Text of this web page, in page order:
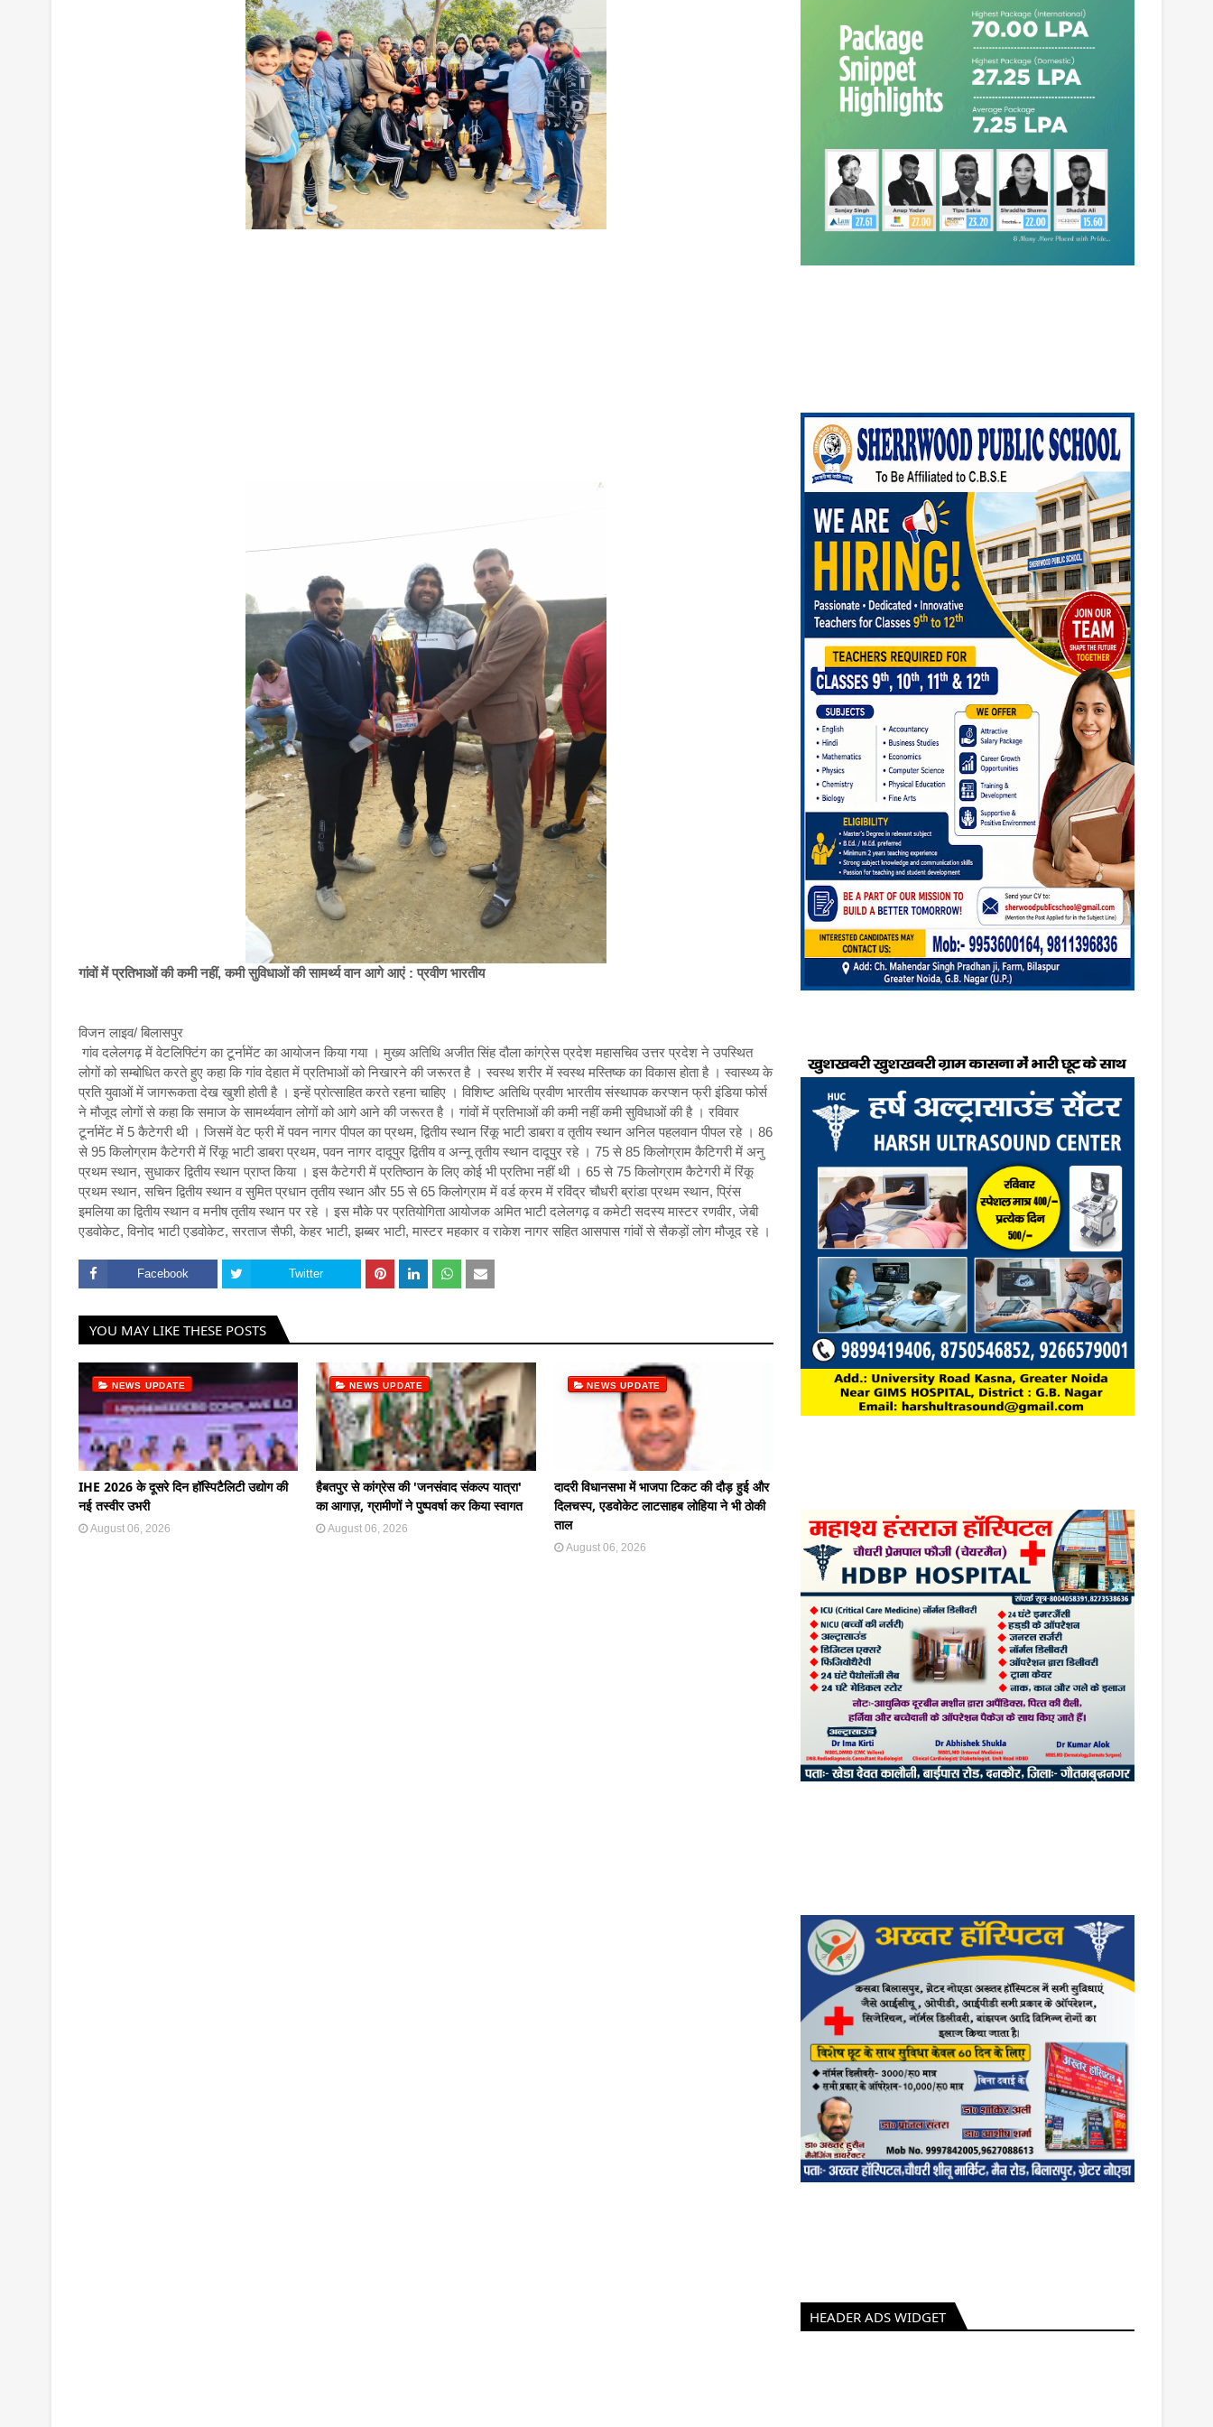
गांवों में प्रतिभाओं की कमी नहीं, कमी सुविधाओं की सामर्थ्य वान आगे आएं : प्रवीण भारतीय
विजन लाइव/ बिलासपुर
गांव दलेलगढ़ में वेटलिफ्टिंग का टूर्नामेंट का आयोजन किया गया । मुख्य अतिथि अजीत सिंह दौला कांग्रेस प्रदेश महासचिव उत्तर प्रदेश ने उपस्थित
लोगों को सम्बोधित करते हुए कहा कि गांव देहात में प्रतिभाओं को निखारने की जरूरत है । स्वस्थ शरीर में स्वस्थ मस्तिष्क का विकास होता है । स्वास्थ्य के
प्रति युवाओं में जागरूकता देख खुशी होती है । इन्हें प्रोत्साहित करते रहना चाहिए । विशिष्ट अतिथि प्रवीण भारतीय संस्थापक करप्शन फ्री इंडिया फोर्स
ने मौजूद लोगों से कहा कि समाज के सामर्थ्यवान लोगों को आगे आने की जरूरत है । गांवों में प्रतिभाओं की कमी नहीं कमी सुविधाओं की है । रविवार
टूर्नामेंट में 5 कैटेगरी थी । जिसमें वेट फ्री में पवन नागर पीपल का प्रथम, द्वितीय स्थान रिंकू भाटी डाबरा व तृतीय स्थान अनिल पहलवान पीपल रहे । 86
से 95 किलोग्राम कैटेगरी में रिंकू भाटी डाबरा प्रथम, पवन नागर दादूपुर द्वितीय व अन्नू तृतीय स्थान दादूपुर रहे । 75 से 85 किलोग्राम कैटिगरी में अनु
प्रथम स्थान, सुधाकर द्वितीय स्थान प्राप्त किया । इस कैटेगरी में प्रतिष्ठान के लिए कोई भी प्रतिभा नहीं थी । 65 से 75 किलोग्राम कैटेगरी में रिंकू
प्रथम स्थान, सचिन द्वितीय स्थान व सुमित प्रधान तृतीय स्थान और 55 से 65 किलोग्राम में वर्ड क्रम में रविंद्र चौधरी ब्रांडा प्रथम स्थान, प्रिंस
इमलिया का द्वितीय स्थान व मनीष तृतीय स्थान पर रहे । इस मौके पर प्रतियोगिता आयोजक अमित भाटी दलेलगढ़ व कमेटी सदस्य मास्टर रणवीर, जेबी
एडवोकेट, विनोद भाटी एडवोकेट, सरताज सैफी, केहर भाटी, झब्बर भाटी, मास्टर महकार व राकेश नागर सहित आसपास गांवों से सैकड़ों लोग मौजूद रहे ।
Facebook Twitter
YOU MAY LIKE THESE POSTS
NEWS UPDATE
IHE 2026 के दूसरे दिन हॉस्पिटैलिटी उद्योग की
नई तस्वीर उभरी
August 06, 2026
NEWS UPDATE
हैबतपुर से कांग्रेस की 'जनसंवाद संकल्प यात्रा'
का आगाज़, ग्रामीणों ने पुष्पवर्षा कर किया स्वागत
August 06, 2026
NEWS UPDATE
दादरी विधानसभा में भाजपा टिकट की दौड़ हुई और
दिलचस्प, एडवोकेट लाटसाहब लोहिया ने भी ठोकी
ताल
August 06, 2026
HEADER ADS WIDGET